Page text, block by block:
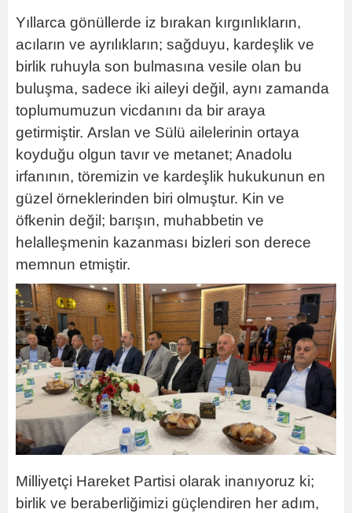
Yıllarca gönüllerde iz bırakan kırgınlıkların,
acıların ve ayrılıkların; sağduyu, kardeşlik ve
birlik ruhuyla son bulmasına vesile olan bu
buluşma, sadece iki aileyi değil, aynı zamanda
toplumumuzun vicdanını da bir araya
getirmiştir. Arslan ve Sülü ailelerinin ortaya
koyduğu olgun tavır ve metanet; Anadolu
irfanının, töremizin ve kardeşlik hukukunun en
güzel örneklerinden biri olmuştur. Kin ve
öfkenin değil; barışın, muhabbetin ve
helalleşmenin kazanması bizleri son derece
memnun etmiştir.
Milliyetçi Hareket Partisi olarak inanıyoruz ki;
birlik ve beraberliğimizi güçlendiren her adım,